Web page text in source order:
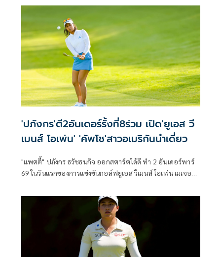
2569 สกอร์รวมสองวัน 1 อันเดอร์พาร์ 141 รั้งอันดับ 13 ร่วม
ตามหลัง อลิสัน รี จากสหรัฐ และ หยิน ยัวหนิง จากจีนสองผู้นำ
ร่วมอยู่ 3 สโตรก ขณะที่ “จีโน่” อาฒยา ฐิติกุล มือ 2 ของโลก
สกอร์รวมอีเวนพาร์ รั้งอันดับ 17 ร่วม ตามหลังผู้นำ 4 สโตรก
'ปภังกร'ตี2อันเดอร์รั้งที่8ร่วม เปิด'ยูเอส วี
เมนส์ โอเพ่น' 'คัพโช'สาวอเมริกันนำเดี่ยว
"แพตตี้" ปภังกร ธวัชธนกิจ ออกสตาร์ตได้ดี ทำ 2 อันเดอร์พาร์
69 ในวันแรกของการแข่งขันกอล์ฟยูเอส วีเมนส์ โอเพ่น เมเจอร์ที่
พฤหัสบดีที่ 4 มิถุนายน 2569 รั้งอันดับ 8 ร่วม ตามหลังผู้นำ
อย่าง เจนนิเฟอร์ คัพโช โปรสาวชาวอเมริกันอยู่ 3 สโตรก